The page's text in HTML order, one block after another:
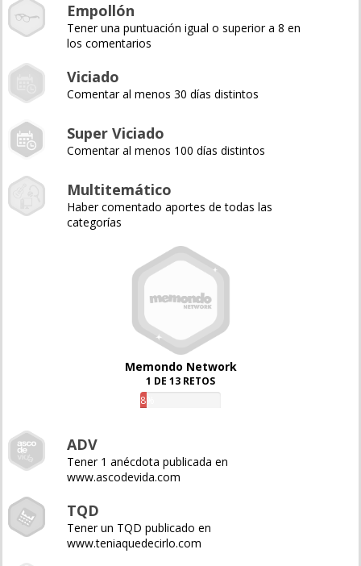
Empollón
Tener una puntuación igual o superior a 8 en
los comentarios
Viciado
Comentar al menos 30 días distintos
Super Viciado
Comentar al menos 100 días distintos
Multitemático
Haber comentado aportes de todas las
categorías
Memondo Network
1 DE 13 RETOS
8%
ADV
Tener 1 anécdota publicada en
www.ascodevida.com
TQD
Tener un TQD publicado en
www.teniaquedecirlo.com